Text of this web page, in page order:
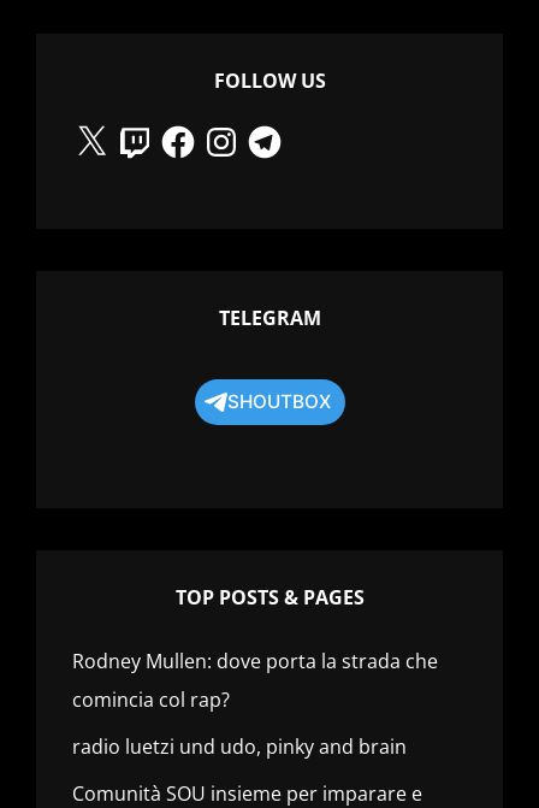
FOLLOW US
X
TwitchFacebookInstagramTelegram
TELEGRAM
SHOUTBOX
TOP POSTS & PAGES
Rodney Mullen: dove porta la strada che
comincia col rap?
radio luetzi und udo, pinky and brain
Comunità SOU insieme per imparare e